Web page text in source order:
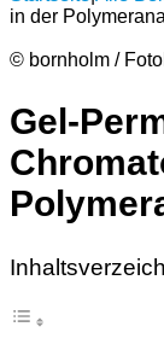
in der
© bornholm /
Gel-